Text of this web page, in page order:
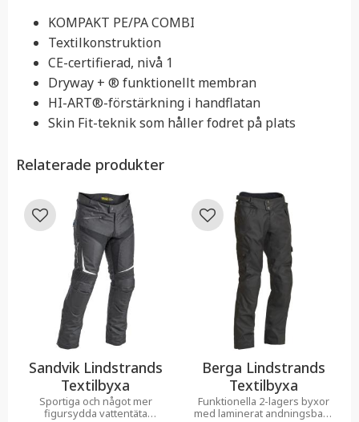
KOMPAKT PE/PA COMBI
Textilkonstruktion
CE-certifierad, nivå 1
Dryway + ® funktionellt membran
HI-ART®-förstärkning i handflatan
Skin Fit-teknik som håller fodret på plats
Relaterade produkter
Berga Lindstrands
Textilbyxa
Funktionella 2-lagers byxor
med laminerat andningsbart,
Lägg till i favoriter
Sandvik Lindstrands
Textilbyxa
Sportiga och något mer
figursydda vattentäta
Lägg till i favoriter